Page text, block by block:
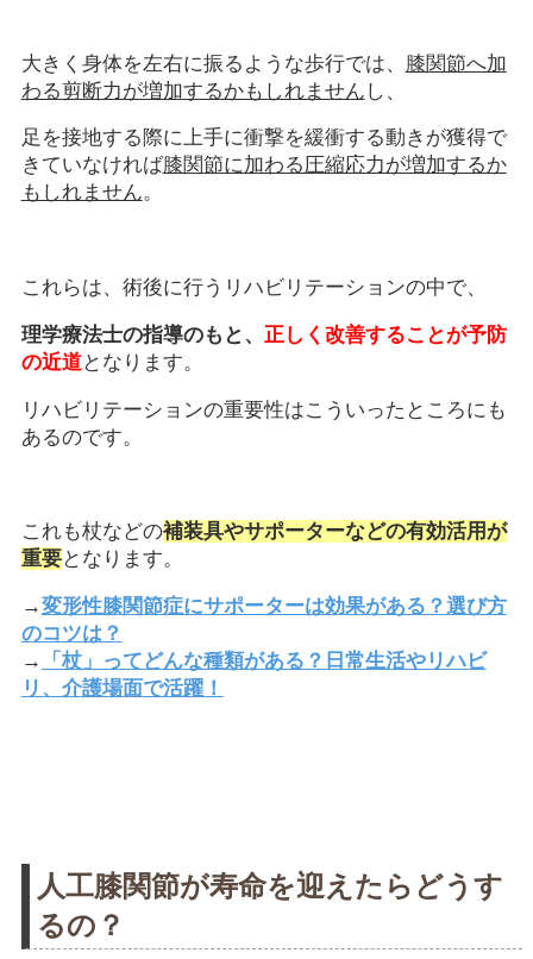
大きく身体を左右に振るような歩行では、 膝関節へ加
わる剪断力が増加するかもしれません し、
足を接地する際に上手に衝撃を緩衝する動きが獲得で
きていなければ膝関節に加わる圧縮応力が増加するか
もしれません。
これらは、術後に行うリハビリテーションの中で、
理学療法士の指導のもと、 正しく改善することが予防
の近道となります。
リハビリテーションの重要性はこういったところにも
あるのです。
これも杖などの補装具やサポーターなどの有効活用が
重要となります。
→変形性膝関節症にサポーターは効果がある？選び方
のコツは？
→
「杖」ってどんな種類がある？日常生活やリハビ
リ、介護場面で活躍！
人工膝関節が寿命を迎えたらどうす
るの？